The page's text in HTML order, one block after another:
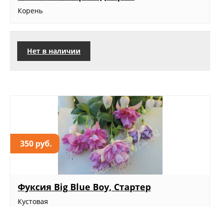
Корень
Нет в наличии
350 руб.
Фуксия Big Blue Boy, Стартер
Кустовая